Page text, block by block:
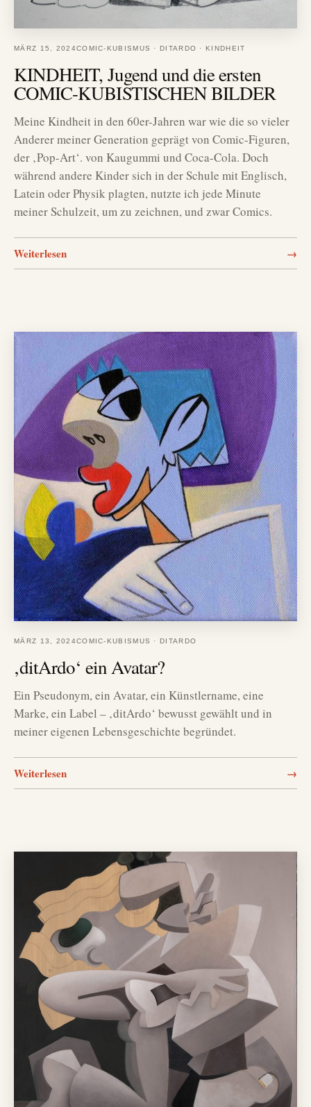
MÄRZ 15, 2024COMIC-KUBISMUS ·DITARDO ·KINDHEIT
KINDHEIT, Jugend und die ersten
COMIC-KUBISTISCHEN BILDER
Meine Kindheit in den 60er-Jahren war wie die so vieler
Anderer meiner Generation geprägt von Comic-Figuren,
der ‚Pop-Art‘. von Kaugummi und Coca-Cola. Doch
während andere Kinder sich in der Schule mit Englisch,
Latein oder Physik plagten, nutzte ich jede Minute
meiner Schulzeit, um zu zeichnen, und zwar Comics.
Weiterlesen →
MÄRZ 13, 2024COMIC-KUBISMUS ·DITARDO
‚ditArdo‘ ein Avatar?
Ein Pseudonym, ein Avatar, ein Künstlername, eine
Marke, ein Label – ‚ditArdo‘ bewusst gewählt und in
meiner eigenen Lebensgeschichte begründet.
Weiterlesen →